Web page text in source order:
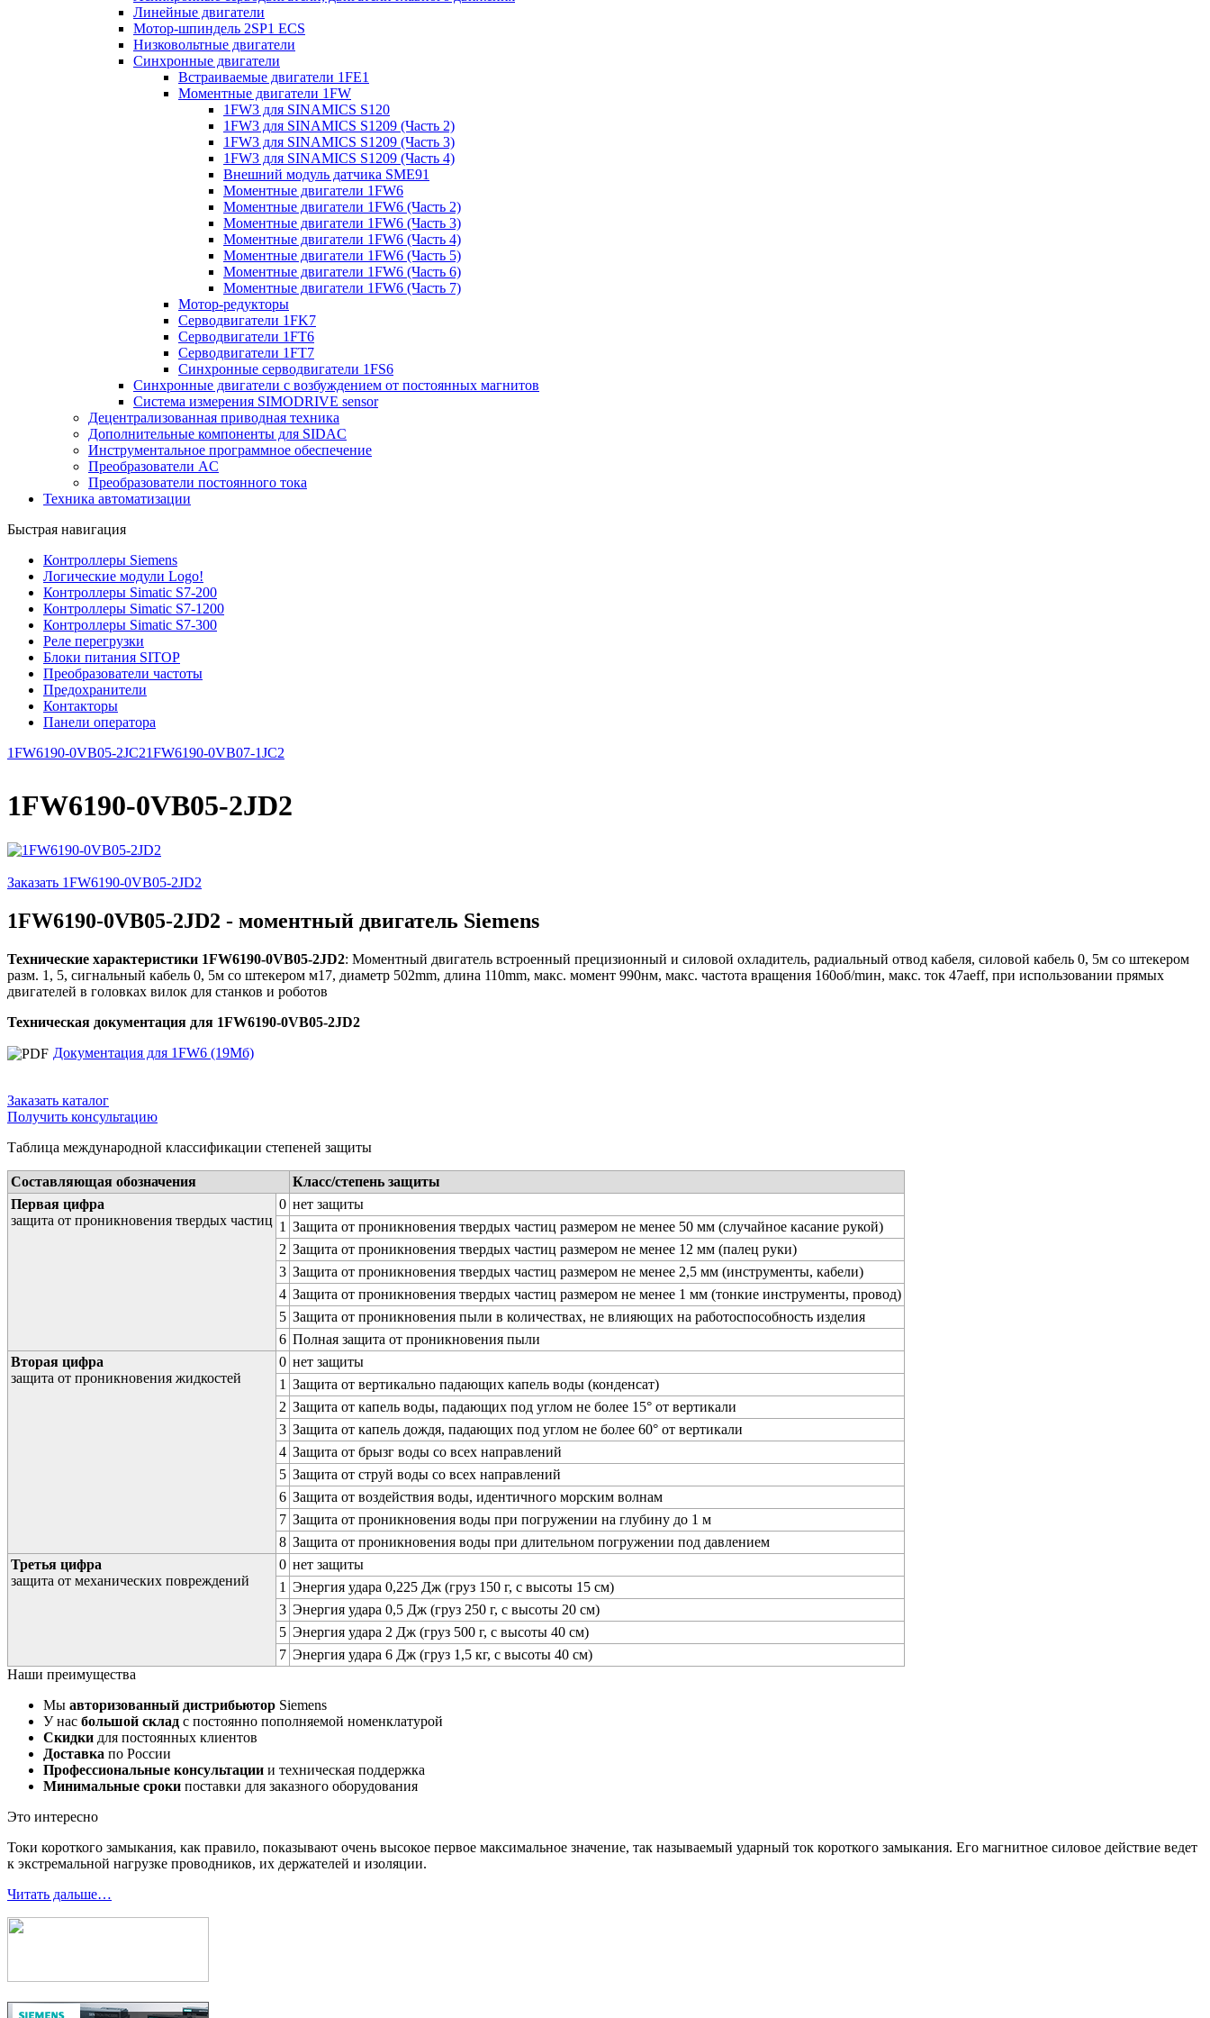
Линейные двигатели
Мотор-шпиндель 2SP1 ECS
Низковольтные двигатели
Синхронные двигатели
Встраиваемые двигатели 1FE1
Моментные двигатели 1FW
1FW3 для SINAMICS S120
1FW3 для SINAMICS S1209 (Часть 2)
1FW3 для SINAMICS S1209 (Часть 3)
1FW3 для SINAMICS S1209 (Часть 4)
Внешний модуль датчика SME91
Моментные двигатели 1FW6
Моментные двигатели 1FW6 (Часть 2)
Моментные двигатели 1FW6 (Часть 3)
Моментные двигатели 1FW6 (Часть 4)
Моментные двигатели 1FW6 (Часть 5)
Моментные двигатели 1FW6 (Часть 6)
Моментные двигатели 1FW6 (Часть 7)
Мотор-редукторы
Серводвигатели 1FK7
Серводвигатели 1FT6
Серводвигатели 1FT7
Синхронные серводвигатели 1FS6
Синхронные двигатели с возбуждением от постоянных магнитов
Система измерения SIMODRIVE sensor
Децентрализованная приводная техника
Дополнительные компоненты для SIDAC
Инструментальное программное обеспечение
Преобразователи AC
Преобразователи постоянного тока
Техника автоматизации
Быстрая навигация
Контроллеры Siemens
Логические модули Logo!
Контроллеры Simatic S7-200
Контроллеры Simatic S7-1200
Контроллеры Simatic S7-300
Реле перегрузки
Блоки питания SITOP
Преобразователи частоты
Предохранители
Контакторы
Панели оператора
1FW6190-0VB05-2JC21FW6190-0VB07-1JC2
1FW6190-0VB05-2JD2
Заказать 1FW6190-0VB05-2JD2
1FW6190-0VB05-2JD2 - моментный двигатель Siemens
Технические характеристики 1FW6190-0VB05-2JD2: Моментный двигатель встроенный прецизионный и силовой охладитель, радиальный отвод кабеля, силовой кабель 0, 5м со штекером
разм. 1, 5, сигнальный кабель 0, 5м со штекером м17, диаметр 502mm, длина 110mm, макс. момент 990нм, макс. частота вращения 160об/mин, макс. ток 47aeff, при использовании прямых
двигателей в головках вилок для станков и роботов
Техническая документация для 1FW6190-0VB05-2JD2
Документация для 1FW6 (19Мб)
Заказать каталог
Получить консультацию
Таблица международной классификации степеней защиты
Составляющая обозначения
Класс/степень защиты
Первая цифра
защита от проникновения твердых частиц
0 нет защиты
1 Защита от проникновения твердых частиц размером не менее 50 мм (случайное касание рукой)
2 Защита от проникновения твердых частиц размером не менее 12 мм (палец руки)
3 Защита от проникновения твердых частиц размером не менее 2,5 мм (инструменты, кабели)
4 Защита от проникновения твердых частиц размером не менее 1 мм (тонкие инструменты, провод)
5 Защита от проникновения пыли в количествах, не влияющих на работоспособность изделия
6 Полная защита от проникновения пыли
Вторая цифра
защита от проникновения жидкостей
0 нет защиты
1 Защита от вертикально падающих капель воды (конденсат)
2 Защита от капель воды, падающих под углом не более 15° от вертикали
3 Защита от капель дождя, падающих под углом не более 60° от вертикали
4 Защита от брызг воды со всех направлений
5 Защита от струй воды со всех направлений
6 Защита от воздействия воды, идентичного морским волнам
7 Защита от проникновения воды при погружении на глубину до 1 м
8 Защита от проникновения воды при длительном погружении под давлением
Третья цифра
защита от механических повреждений
0 нет защиты
1 Энергия удара 0,225 Дж (груз 150 г, с высоты 15 см)
3 Энергия удара 0,5 Дж (груз 250 г, с высоты 20 см)
5 Энергия удара 2 Дж (груз 500 г, с высоты 40 см)
7 Энергия удара 6 Дж (груз 1,5 кг, с высоты 40 см)
Наши преимущества
Мы авторизованный дистрибьютор Siemens
У нас большой склад с постоянно пополняемой номенклатурой
Скидки для постоянных клиентов
Доставка по России
Профессиональные консультации и техническая поддержка
Минимальные сроки поставки для заказного оборудования
Это интересно
Токи короткого замыкания, как правило, показывают очень высокое первое максимальное значение, так называемый ударный ток короткого замыкания. Его магнитное силовое действие ведет
к экстремальной нагрузке проводников, их держателей и изоляции.
Читать дальше…